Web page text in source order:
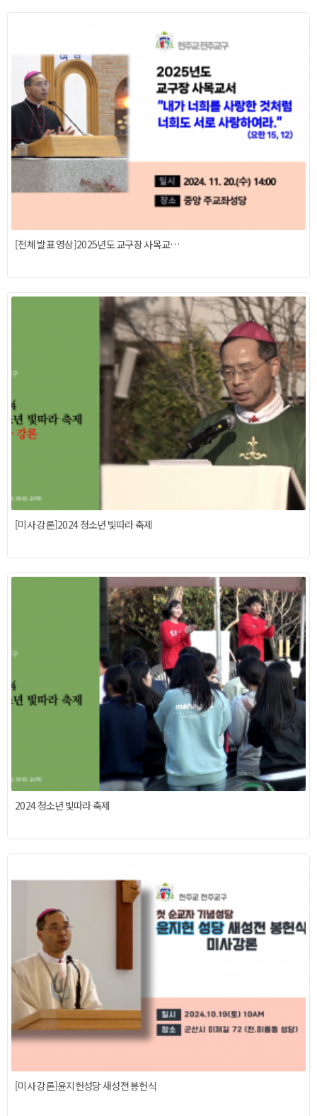
[전체 발표 영상]2025년도 교구장 사목교…
[미사 강론]2024 청소년 빛따라 축제
2024 청소년 빛따라 축제
[미사 강론]윤지헌성당 새성전 봉헌식